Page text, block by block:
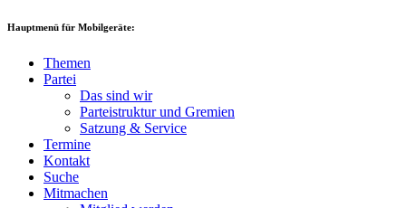
Hauptmenü für Mobilgeräte:
Themen
Partei
Das sind wir
Parteistruktur und Gremien
Satzung & Service
Termine
Kontakt
Suche
Mitmachen